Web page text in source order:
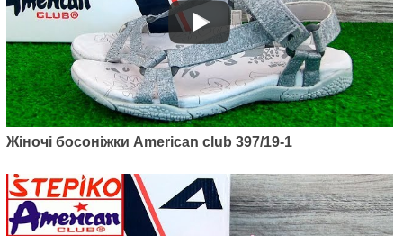
Артикул: 397/19-1
Жіночі босоніжки American club
625грн.
Жіночі босоніжки American club 397/19-1